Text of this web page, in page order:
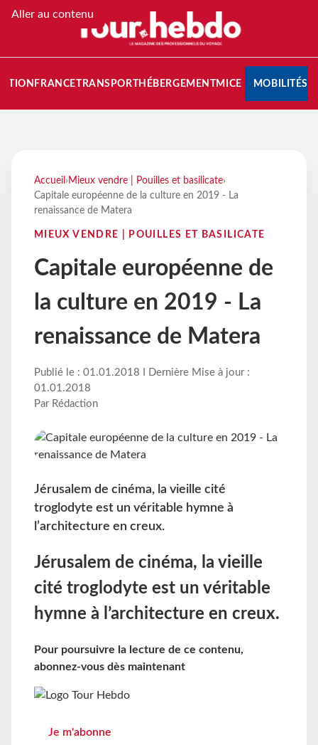
Aller au contenu
FRANCETRANSPORT HÉBERGEMENTMICE MOBILITÉS
Accueil › Mieux vendre | Pouilles et basilicate›
Capitale européenne de la culture en 2019 - La
renaissance de Matera
MIEUX VENDRE | POUILLES ET BASILICATE
Capitale européenne de
la culture en 2019 - La
renaissance de Matera
Publié le : 01.01.2018 I Dernière Mise à jour :
01.01.2018
Par Rédaction
Jérusalem de cinéma, la vieille cité
troglodyte est un véritable hymne à
l’architecture en creux.
Jérusalem de cinéma, la vieille
cité troglodyte est un véritable
hymne à l’architecture en creux.
Pour poursuivre la lecture de ce contenu,
abonnez-vous dès maintenant
Je m'abonne